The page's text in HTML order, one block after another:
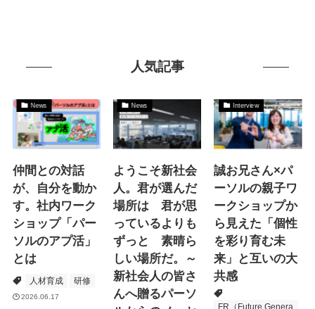
人気記事
News
仲間との対話
が、自分を動か
す。社内ワーク
ショップ「パー
ソルのアプ活」
とは
人材育成 研修
2026.06.17
News
ようこそ新社会
人。君が選んだ
場所は 君が思
っているよりも
ずっと 素晴ら
しい場所だ。～
新社会人の皆さ
んへ贈るパーソ
Interview
誠お兄さん×パ
ーソルの親子ワ
ークショップか
ら見えた「個性
を彩り育む未
来」と互いの大
共感
FR（Future Genera